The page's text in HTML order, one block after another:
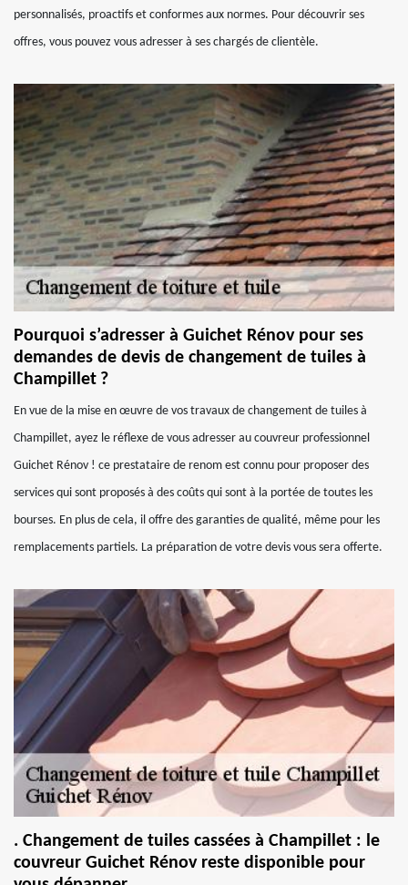
personnalisés, proactifs et conformes aux normes. Pour découvrir ses
offres, vous pouvez vous adresser à ses chargés de clientèle.
Pourquoi s’adresser à Guichet Rénov pour ses
demandes de devis de changement de tuiles à
Champillet ?
En vue de la mise en œuvre de vos travaux de changement de tuiles à
Champillet, ayez le réflexe de vous adresser au couvreur professionnel
Guichet Rénov ! ce prestataire de renom est connu pour proposer des
services qui sont proposés à des coûts qui sont à la portée de toutes les
bourses. En plus de cela, il offre des garanties de qualité, même pour les
remplacements partiels. La préparation de votre devis vous sera offerte.
. Changement de tuiles cassées à Champillet : le
couvreur Guichet Rénov reste disponible pour